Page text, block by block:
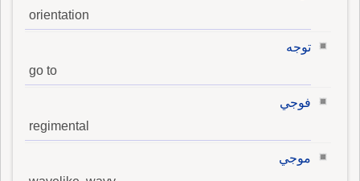
orientation
توجه
go to
فوجي
regimental
موجي